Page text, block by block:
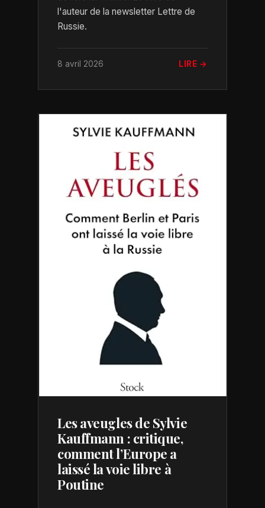
l'auteur de la newsletter Lettre de
Russie.
8 avril 2026 LIRE →
Les aveugles de Sylvie
Kauffmann : critique,
comment l’Europe a
laissé la voie libre à
Poutine